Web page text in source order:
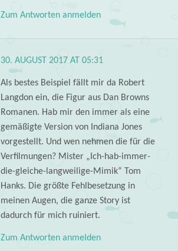
Zum Antworten anmelden
30. AUGUST 2017 AT 05:31
Als bestes Beispiel fällt mir da Robert
Langdon ein, die Figur aus Dan Browns
Romanen. Hab mir den immer als eine
gemäßigte Version von Indiana Jones
vorgestellt. Und wen nehmen die für die
Verfilmungen? Mister „Ich-hab-immer-
die-gleiche-langweilige-Mimik“ Tom
Hanks. Die größte Fehlbesetzung in
meinen Augen, die ganze Story ist
dadurch für mich ruiniert.
Zum Antworten anmelden